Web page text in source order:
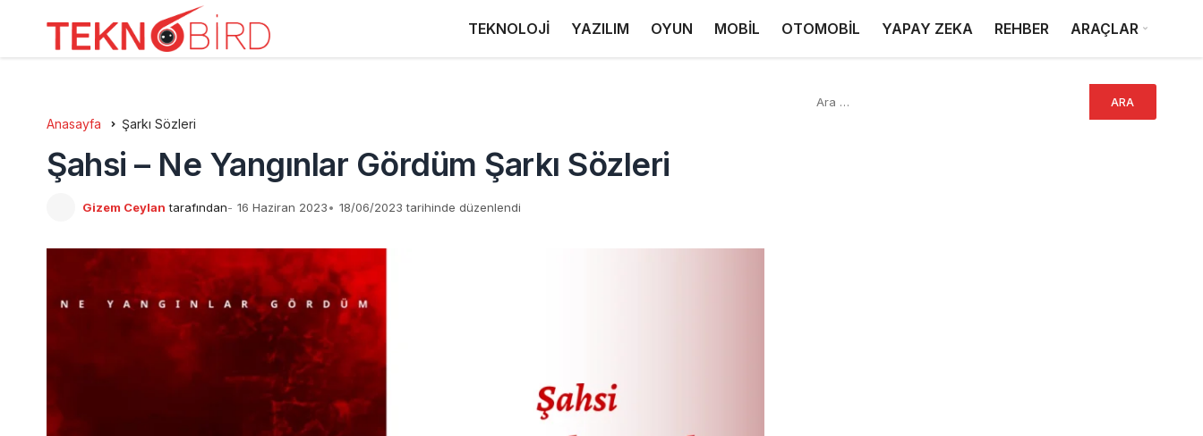
TEKNOLOJİ YAZILIM OYUN MOBİL OTOMOBİL YAPAY ZEKA REHBER ARAÇLAR
Anasayfa Şarkı Sözleri
Şahsi – Ne Yangınlar Gördüm Şarkı Sözleri
Gizem Ceylan tarafından 16 Haziran 2023 18/06/2023 tarihinde düzenlendi